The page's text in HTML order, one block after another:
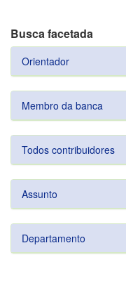
Busca facetada
Orientador
Membro da banca
Todos contribuidores
Assunto
Departamento